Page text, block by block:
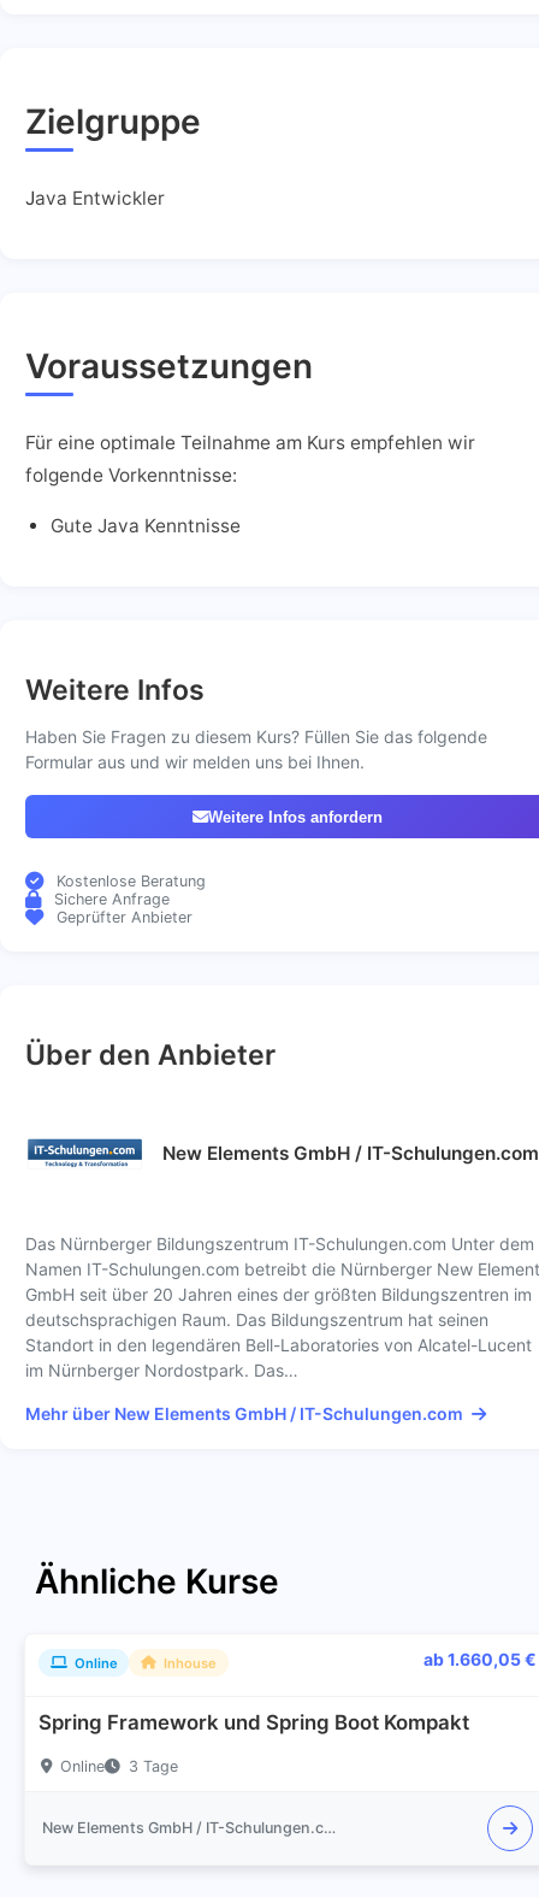
Zielgruppe
Java Entwickler
Voraussetzungen
Für eine optimale Teilnahme am Kurs empfehlen wir
folgende Vorkenntnisse:
Gute Java Kenntnisse
Weitere Infos
Haben Sie Fragen zu diesem Kurs? Füllen Sie das folgende
Formular aus und wir melden uns bei Ihnen.
Weitere Infos anfordern
Kostenlose Beratung
Sichere Anfrage
Geprüfter Anbieter
Über den Anbieter
New Elements GmbH / IT-Schulungen.com
Das Nürnberger Bildungszentrum IT-Schulungen.com Unter dem
Namen IT-Schulungen.com betreibt die Nürnberger New
GmbH seit über 20 Jahren eines der größten Bildungszentren im
deutschsprachigen Raum. Das Bildungszentrum hat seinen
Standort in den legendären Bell-Laboratories von Alcatel-Lucent
im Nürnberger Nordostpark. Das…
Mehr über New Elements GmbH / IT-Schulungen.com
Ähnliche Kurse
Online Inhouse ab 1.660,05 €
Spring Framework und Spring Boot Kompakt
Online 3 Tage
New Elements GmbH / IT-Schulungen.com